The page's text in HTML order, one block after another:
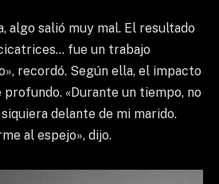
algo salió muy mal. El resultado
fue un trabajo
recordó. Según ella, el impacto
«Durante un tiempo, no
delante de mi marido.
al espejo», dijo.